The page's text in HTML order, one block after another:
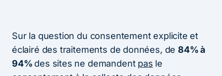
Sur la question du consentement explicite et
éclairé des traitements de données, de 84% à
94% des sites ne demandent pas le